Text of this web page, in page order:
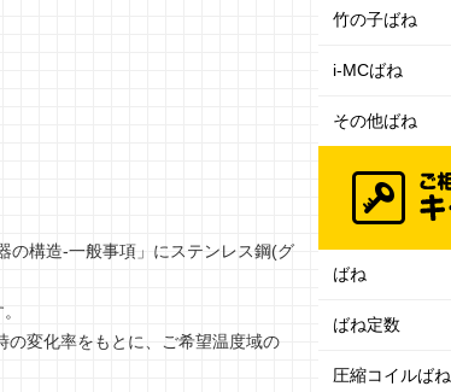
の構造-一般事項」にステンレス鋼(グ
変化率をもとに、ご希望温度域の
竹の子ばね
i-MCばね
その他ばね
ばね
ばね定数
圧縮コイルばね